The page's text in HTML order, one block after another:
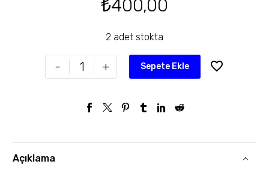
₺400,00
2 adet stokta
- + Sepete Ekle
Açıklama